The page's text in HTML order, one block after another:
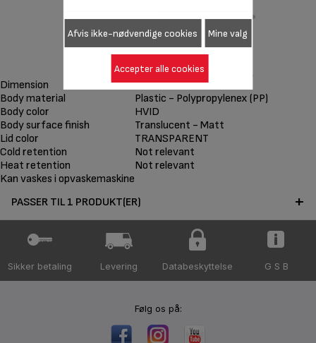
KW CHEESE CELLAR
Dimension
31X19X9 CM
Body material
Plastic - Polypropylenex (PP)
Body color
HVID
Body surface finish
Translucent - Matt
Lid color
TRANSPARENT
Cold retention
Not relevant
Heat retention
Not relevant
Kan vaskes i opvaskemaskine
PASSER TIL 1 PRODUKT(ER)
Sikker betaling Levering Databeskyttelse G S B
Følg os på:
Afvis ikke-nødvendige cookies Mine valg
Accepter alle cookies